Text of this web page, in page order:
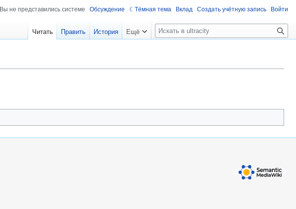
Вы не представились системе Обсуждение Тёмная тема Вклад Создать учётную запись Войти
Читать Править История Ещё
П
о
к